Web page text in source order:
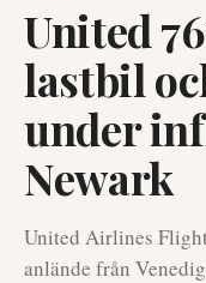
United
lastbil
under
Newark
United Airlines
anlände från